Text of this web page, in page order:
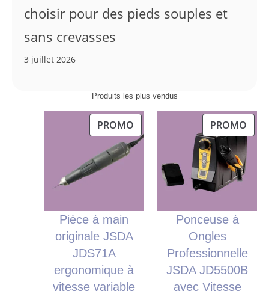
choisir pour des pieds souples et
sans crevasses
3 juillet 2026
Produits les plus vendus
PROMOPRODUIT
EN
PROMOTION
Pièce à main
originale JSDA
JDS71A
ergonomique à
vitesse variable
PROMO
EN
Ponceuse à
Ongles
Professionnelle
JSDA JD5500B
avec Vitesse